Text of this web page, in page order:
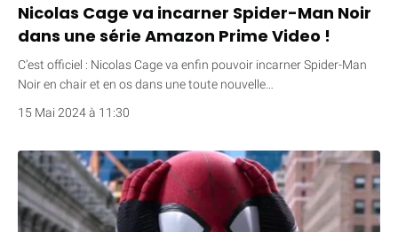
Nicolas Cage va incarner Spider-Man Noir
dans une série Amazon Prime Video !
C’est officiel : Nicolas Cage va enfin pouvoir incarner Spider-Man
Noir en chair et en os dans une toute nouvelle…
15 Mai 2024 à 11:30